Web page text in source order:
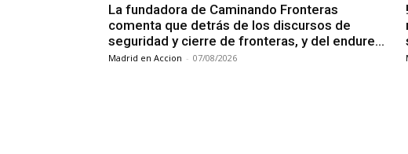
La fundadora de Caminando Fronteras
comenta que detrás de los discursos de
seguridad y cierre de fronteras, y del endure…
Madrid en Accion - 07/08/2026